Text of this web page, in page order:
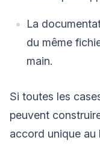
La
du même
main.
Si toutes les
peuvent
accord unique au